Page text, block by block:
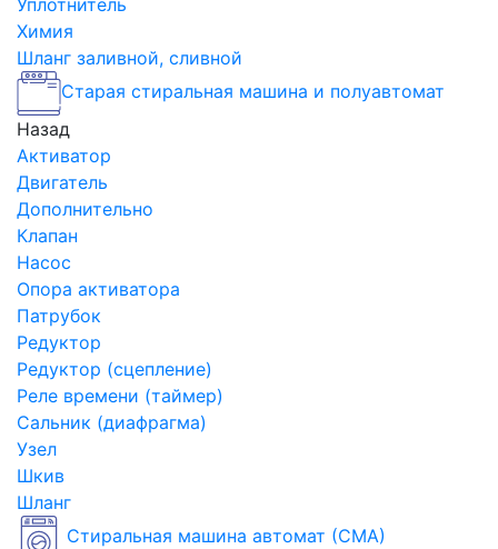
Уплотнитель
Химия
Шланг заливной, сливной
Старая стиральная машина и полуавтомат
Назад
Активатор
Двигатель
Дополнительно
Клапан
Насос
Опора активатора
Патрубок
Редуктор
Редуктор (сцепление)
Реле времени (таймер)
Сальник (диафрагма)
Узел
Шкив
Шланг
Стиральная машина автомат (СМА)